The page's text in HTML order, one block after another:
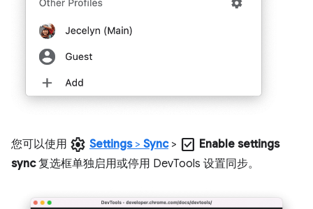
您可以使用 settings Settings> Sync> check_box Enable settings
sync复选框单独启用或停用 DevTools 设置同步。